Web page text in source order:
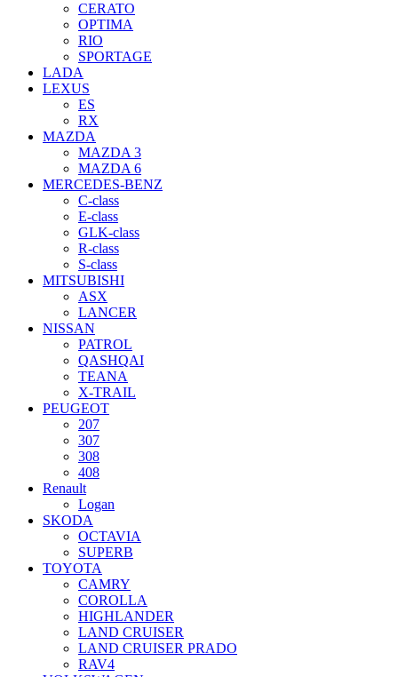
CERATO
OPTIMA
RIO
SPORTAGE
LADA
LEXUS
ES
RX
MAZDA
MAZDA 3
MAZDA 6
MERCEDES-BENZ
C-class
E-class
GLK-class
R-class
S-class
MITSUBISHI
ASX
LANCER
NISSAN
PATROL
QASHQAI
TEANA
X-TRAIL
PEUGEOT
207
307
308
408
Renault
Logan
SKODA
OCTAVIA
SUPERB
TOYOTA
CAMRY
COROLLA
HIGHLANDER
LAND CRUISER
LAND CRUISER PRADO
RAV4